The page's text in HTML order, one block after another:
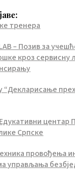
тренера
– Позив за
кроз сервисну
“Декларисање
центар
Српске
провођења
управљања